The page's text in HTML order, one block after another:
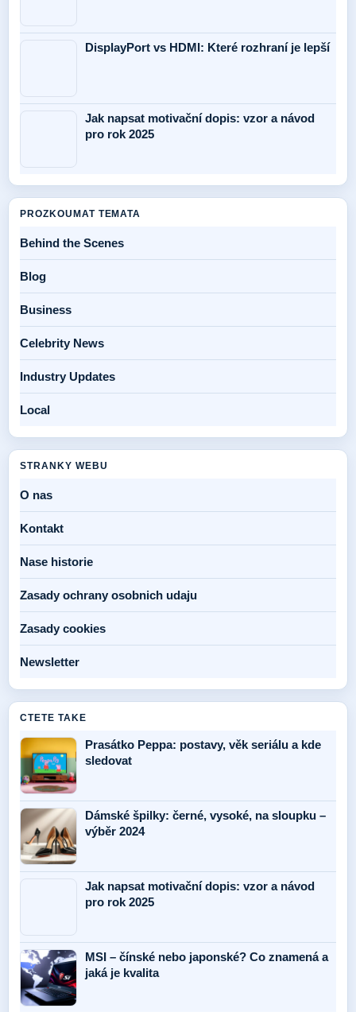
DisplayPort vs HDMI: Které rozhraní je lepší
Jak napsat motivační dopis: vzor a návod
pro rok 2025
PROZKOUMAT TEMATA
Behind the Scenes
Blog
Business
Celebrity News
Industry Updates
Local
STRANKY WEBU
O nas
Kontakt
Nase historie
Zasady ochrany osobnich udaju
Zasady cookies
Newsletter
CTETE TAKE
Prasátko Peppa: postavy, věk seriálu a kde
sledovat
Dámské špilky: černé, vysoké, na sloupku –
výběr 2024
Jak napsat motivační dopis: vzor a návod
pro rok 2025
MSI – čínské nebo japonské? Co znamená a
jaká je kvalita